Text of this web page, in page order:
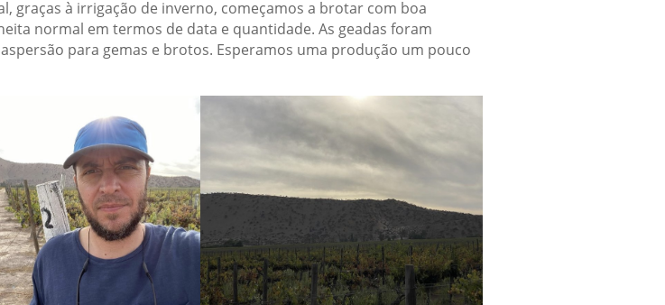
graças à irrigação de inverno, começamos a brotar com boa
normal em termos de data e quantidade. As geadas foram
para gemas e brotos. Esperamos uma produção um pouco